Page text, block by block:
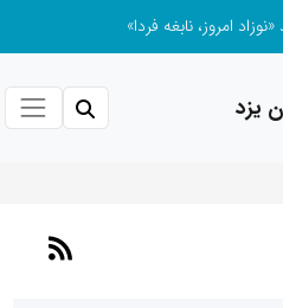
امروز، نابغه فردا»
یزد